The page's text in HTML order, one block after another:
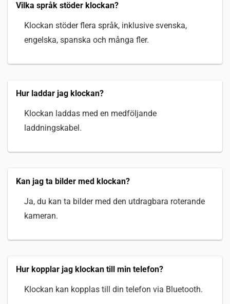
Vilka språk stöder klockan?
Klockan stöder flera språk, inklusive svenska,
engelska, spanska och många fler.
Hur laddar jag klockan?
Klockan laddas med en medföljande
laddningskabel.
Kan jag ta bilder med klockan?
Ja, du kan ta bilder med den utdragbara roterande
kameran.
Hur kopplar jag klockan till min telefon?
Klockan kan kopplas till din telefon via Bluetooth.